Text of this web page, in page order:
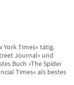
York Times« tätig.
Journal« und
Buch »The Spider
Times« als bestes